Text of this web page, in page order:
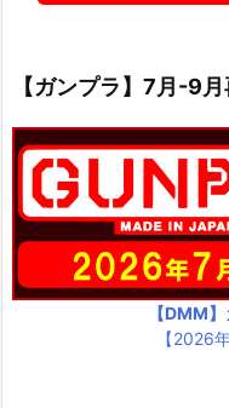
【ガンプラ】7月-9
【DMM
【2026